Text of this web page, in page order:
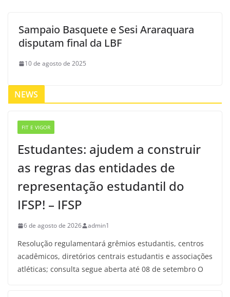
Sampaio Basquete e Sesi Araraquara
disputam final da LBF
10 de agosto de 2025
NEWS
FIT E VIGOR
Estudantes: ajudem a construir
as regras das entidades de
representação estudantil do
IFSP! – IFSP
6 de agosto de 2026 admin1
Resolução regulamentará grêmios estudantis, centros
acadêmicos, diretórios centrais estudantis e associações
atléticas; consulta segue aberta até 08 de setembro O